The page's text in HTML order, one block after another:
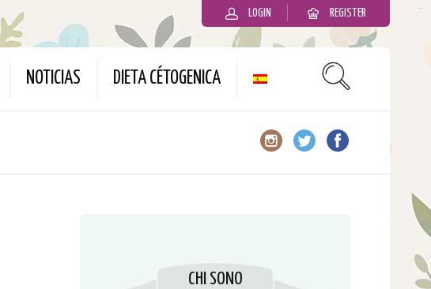
LOGIN REGISTER
NOTICIAS DIETA CÉTOGENICA
CHI SONO